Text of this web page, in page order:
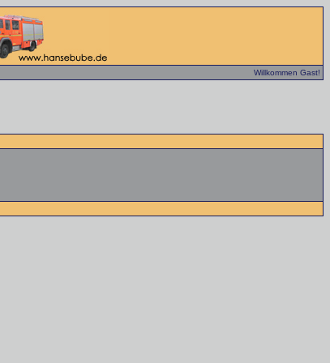
Willkommen Gast!